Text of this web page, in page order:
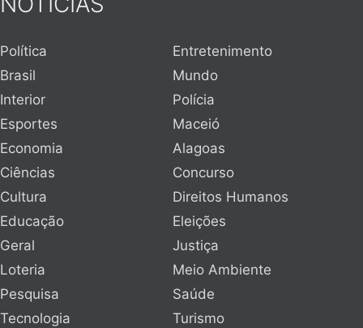
Política
Entretenimento
Brasil
Mundo
Interior
Polícia
Esportes
Maceió
Economia
Alagoas
Ciências
Concurso
Cultura
Direitos Humanos
Educação
Eleições
Geral
Justiça
Loteria
Meio Ambiente
Pesquisa
Saúde
Tecnologia
Turismo